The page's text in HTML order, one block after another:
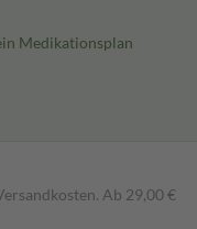
Medikationsplan
Ab 29,00 €